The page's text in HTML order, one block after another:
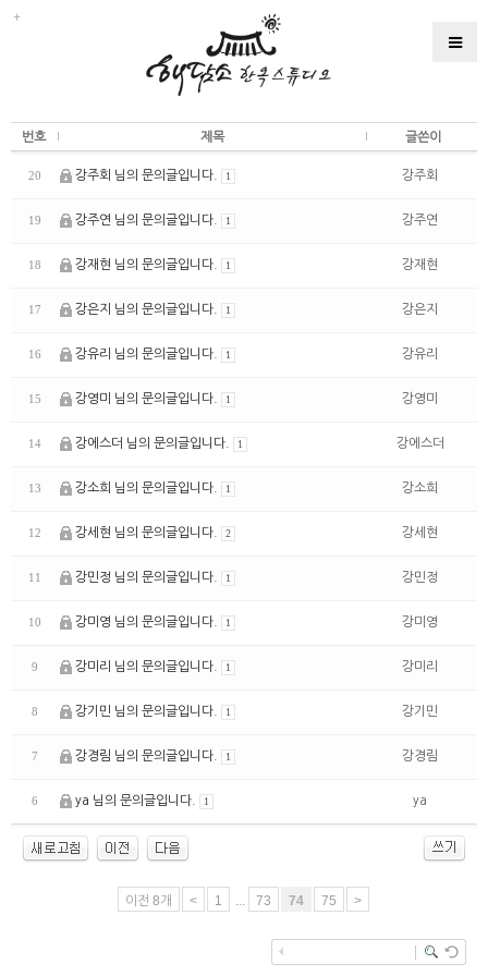
번호 제목 글쓴이
20 강주회 님의 문의글입니다. 1 강주회
19 강주연 님의 문의글입니다. 1 강주연
18 강재현 님의 문의글입니다. 1 강재현
17 강은지 님의 문의글입니다. 1 강은지
16 강유리 님의 문의글입니다. 1 강유리
15 강영미 님의 문의글입니다. 1 강영미
14 강에스더 님의 문의글입니다. 1 강에스더
13 강소희 님의 문의글입니다. 1 강소희
12 강세현 님의 문의글입니다. 2 강세현
11 강민정 님의 문의글입니다. 1 강민정
10 강미영 님의 문의글입니다. 1 강미영
9 강미리 님의 문의글입니다. 1 강미리
8 강기민 님의 문의글입니다. 1 강기민
7 강경림 님의 문의글입니다. 1 강경림
6 ya 님의 문의글입니다. 1 ya
이전 8개 < 1 ... 73 74 75 >